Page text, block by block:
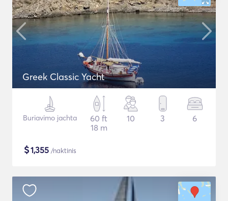
Greek Classic Yacht
Buriavimo jachta
60 ft
18 m
10 3 6
$1,355 /naktinis